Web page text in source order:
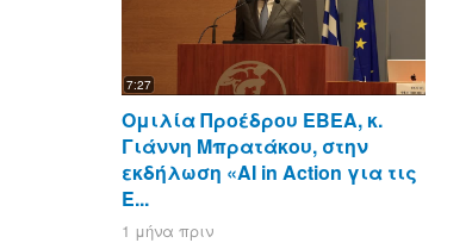
7:27
Ομιλία Προέδρου ΕΒΕΑ, κ.
Γιάννη Μπρατάκου, στην
εκδήλωση «AI in Action για τις
Ε...
1 μήνα πριν